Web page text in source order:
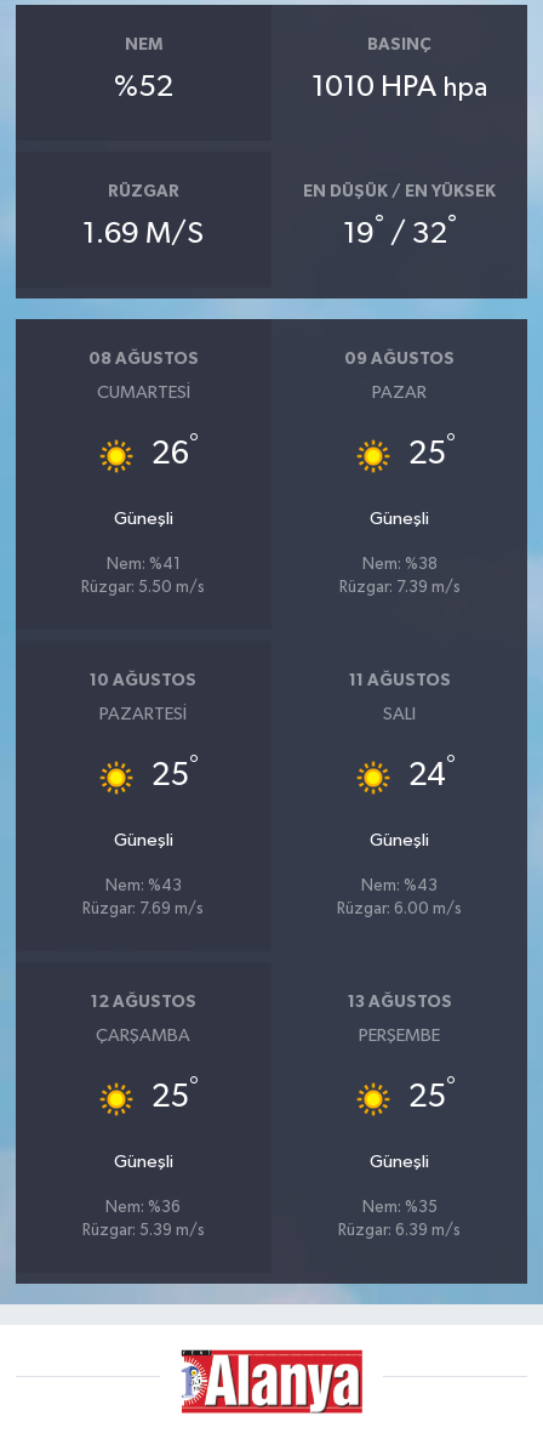
NEM
%52
BASINÇ
1010 HPA hpa
RÜZGAR
1.69 M/S
EN DÜŞÜK / EN YÜKSEK
19° / 32°
08 AĞUSTOS
CUMARTESI
26°
Güneşli
Nem: %41
Rüzgar: 5.50 m/s
09 AĞUSTOS
PAZAR
25°
Güneşli
Nem: %38
Rüzgar: 7.39 m/s
10 AĞUSTOS
PAZARTESI
25°
Güneşli
Nem: %43
Rüzgar: 7.69 m/s
11 AĞUSTOS
SALI
24°
Güneşli
Nem: %43
Rüzgar: 6.00 m/s
12 AĞUSTOS
ÇARŞAMBA
25°
Güneşli
Nem: %36
Rüzgar: 5.39 m/s
13 AĞUSTOS
PERŞEMBE
25°
Güneşli
Nem: %35
Rüzgar: 6.39 m/s